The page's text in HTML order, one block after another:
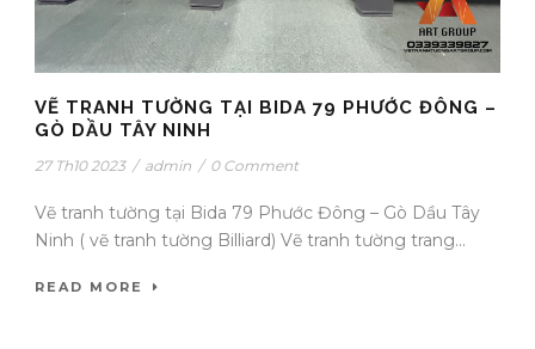
VẼ TRANH TƯỜNG TẠI BIDA 79 PHƯỚC ĐÔNG –
GÒ DẦU TÂY NINH
27 Th10 2023 / admin / 0 Comment
Vẽ tranh tường tại Bida 79 Phước Đông – Gò Dầu Tây
Ninh ( vẽ tranh tường Billiard) Vẽ tranh tường trang...
READ MORE